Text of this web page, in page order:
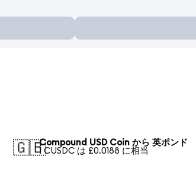
🇬🇧Compound USD Coin から 英ポンド
1 CUSDC は £0.0188 に相当